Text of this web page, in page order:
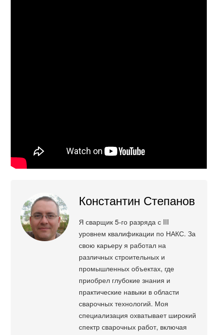
Константин Степанов
Я сварщик 5-го разряда с III
уровнем квалификации по НАКС. За
свою карьеру я работал на
различных строительных и
промышленных объектах, где
приобрел глубокие знания и
практические навыки в области
сварочных технологий. Моя
специализация охватывает широкий
спектр сварочных работ, включая